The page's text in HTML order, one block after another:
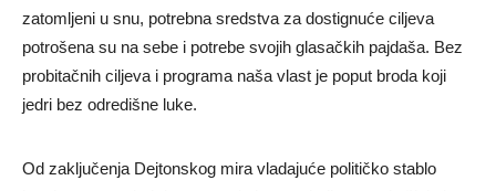
zatomljeni u snu, potrebna sredstva za dostignuće ciljeva
potrošena su na sebe i potrebe svojih glasačkih pajdaša. Bez
probitačnih ciljeva i programa naša vlast je poput broda koji
jedri bez odredišne luke.
Od zaključenja Dejtonskog mira vladajuće političko stablo